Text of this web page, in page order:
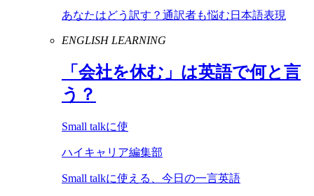
あなたはどう訳す？通訳者も悩む日本語表現
ENGLISH LEARNING
「会社を休む」は英語で何と言
う？
Small talkに使
ハイキャリア編集部
Small talkに使える、今日の一言英語